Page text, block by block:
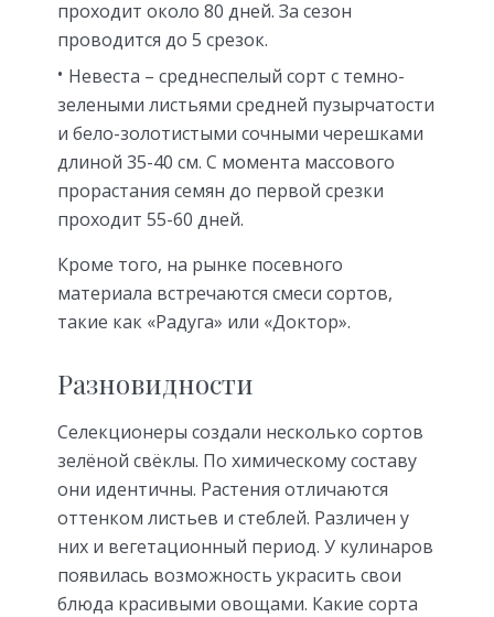
проходит около 80 дней. За сезон
проводится до 5 срезок.
Невеста – среднеспелый сорт с темно-
зелеными листьями средней пузырчатости
и бело-золотистыми сочными черешками
длиной 35-40 см. С момента массового
прорастания семян до первой срезки
проходит 55-60 дней.
Кроме того, на рынке посевного
материала встречаются смеси сортов,
такие как «Радуга» или «Доктор».
Разновидности
Селекционеры создали несколько сортов
зелёной свёклы. По химическому составу
они идентичны. Растения отличаются
оттенком листьев и стеблей. Различен у
них и вегетационный период. У кулинаров
появилась возможность украсить свои
блюда красивыми овощами. Какие сорта